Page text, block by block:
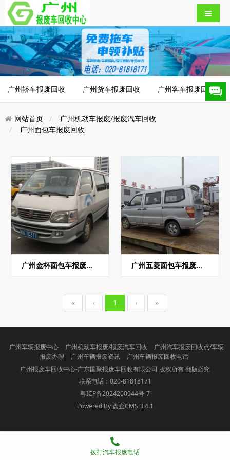
广州轿车报废回收 广州货车报废回收 广州客车报废回收
网站首页
广州机动车报废/报废汽车回收
广州面包车报废回收
广州金杯面包车报废回收 广州五菱面包车报废回收
« ‹ 1 › »
广州车辆报废中心 广州机动车报废/报废汽车回收
广州汽车报废回收点/车辆
报废办理
广州车辆报废资讯
广州车辆报废回收电话
广州报废车回收中心-广东国聚报废车回收有限公司 版权所有 翻版必究
联系电话：020-81818171
粤ICP备2024200944号-7
Powered By 盘企CMS 3.4.1
盘企CMS
拨打汽车报废电话